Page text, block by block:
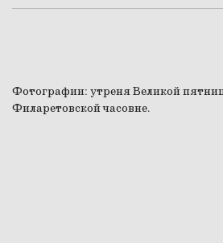
Фотографии: утреня Великой
Филаретовской часовне.